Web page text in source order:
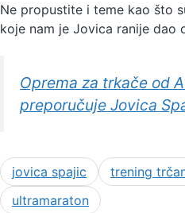
Ne propustite i teme kao što
koje nam je Jovica ranije dao
Oprema za trkače od
preporučuje Jovica
jovica spajic trening
ultramaraton